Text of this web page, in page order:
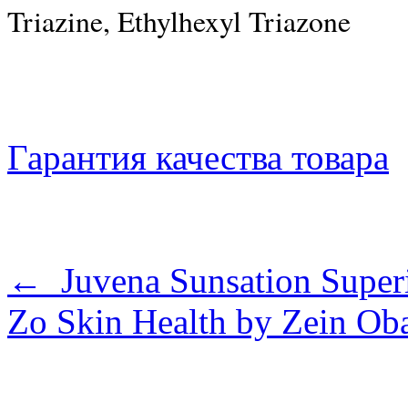
Triazine, Ethylhexyl Triazone
Гарантия качества товара
← Juvena Sunsation
Zo Skin Health by Zein